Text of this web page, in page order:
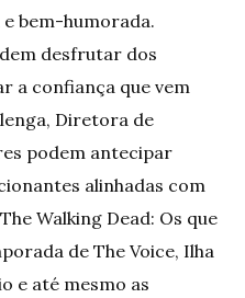
bem-humorada.
desfrutar dos
a confiança que vem
Diretora de
podem antecipar
alinhadas com
Walking Dead: Os que
de The Voice, Ilha
e até mesmo as